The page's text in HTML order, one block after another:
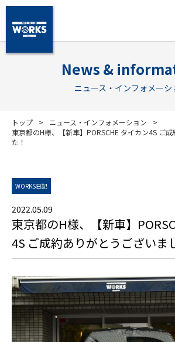
News &
ニュース・インフォメーシ
トップ
ニュース・インフォメーション
東京都のH様、【新車】PORSCHE タイカン4S ご
た！
WORKS日記
2022.05.09
東京都のH様、【新車】
4S ご成約ありがとうございま